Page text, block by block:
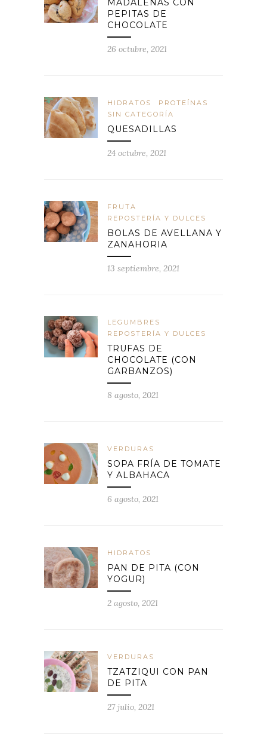
MADALENAS CON
PEPITAS DE
CHOCOLATE
26 octubre, 2021
HIDRATOS
PROTEÍNAS
SIN CATEGORÍA
QUESADILLAS
24 octubre, 2021
FRUTA
REPOSTERÍA Y DULCES
BOLAS DE AVELLANA Y
ZANAHORIA
13 septiembre, 2021
LEGUMBRES
REPOSTERÍA Y DULCES
TRUFAS DE
CHOCOLATE (CON
GARBANZOS)
8 agosto, 2021
VERDURAS
SOPA FRÍA DE TOMATE
Y ALBAHACA
6 agosto, 2021
HIDRATOS
PAN DE PITA (CON
YOGUR)
2 agosto, 2021
VERDURAS
TZATZIQUI CON PAN
DE PITA
27 julio, 2021